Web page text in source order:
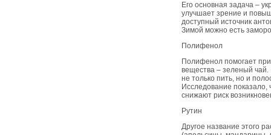
Его основная задача –
улучшает зрение и
доступный источник
Зимой можно есть
Полифенол
Полифенол помогает
вещества – зеленый
не только пить, но и
Исследование
снижают риск
Рутин
Другое название этого